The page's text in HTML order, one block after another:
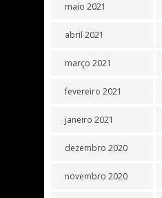
maio 2021
abril 2021
março 2021
fevereiro 2021
janeiro 2021
dezembro 2020
novembro 2020